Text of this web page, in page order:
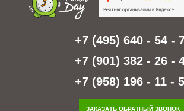
+7 (495) 640 - 54 -
+7 (901) 382 - 26 -
+7 (958) 196 - 11 -
ЗАКАЗАТЬ ОБРАТНЫЙ ЗВОНОК